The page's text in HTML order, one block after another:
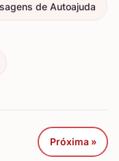
de Autoajuda
Próxima »